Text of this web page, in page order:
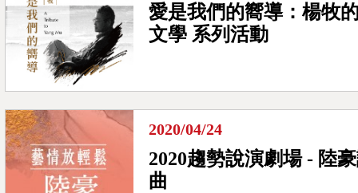
愛是我們的嚮導：楊牧
文學 系列活動
2020/04/24
2020趨勢說演劇場 - 陸
曲